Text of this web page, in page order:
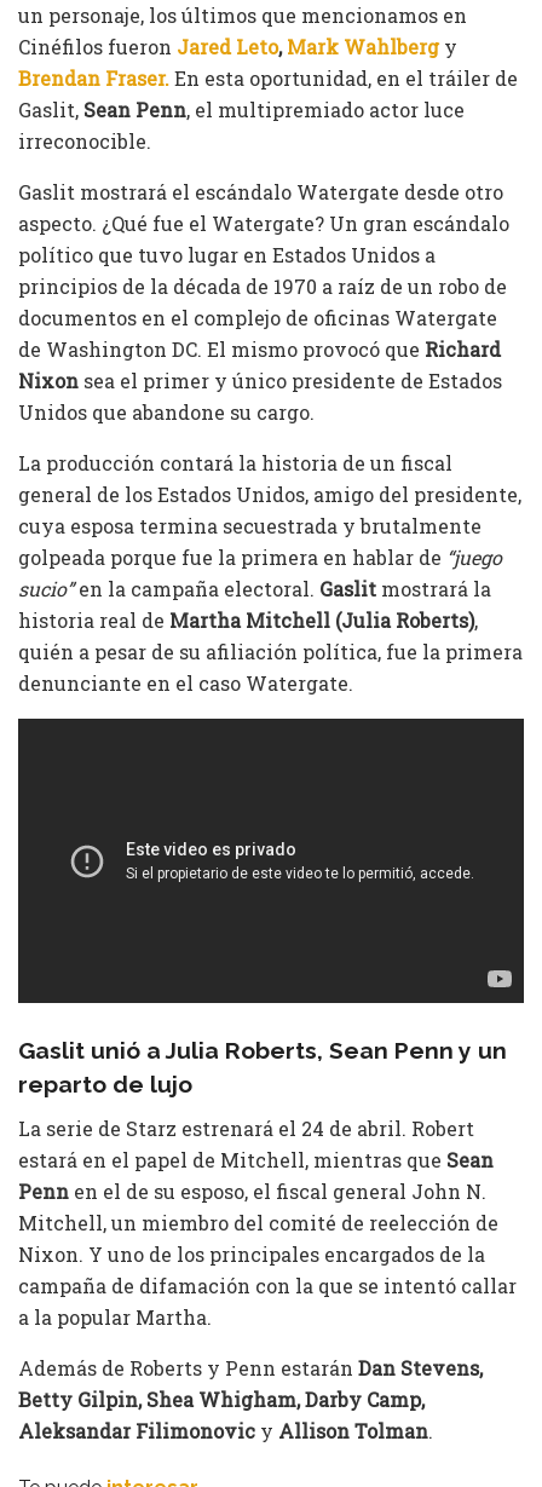
un personaje, los últimos que mencionamos en
Cinéfilos fueron Jared Leto,Mark Wahlberg y
Brendan Fraser.En esta oportunidad, en el tráiler de
Gaslit, Sean Penn, el multipremiado actor luce
irreconocible.
Gaslit mostrará el escándalo Watergate desde otro
aspecto. ¿Qué fue el Watergate? Un gran escándalo
político que tuvo lugar en Estados Unidos a
principios de la década de 1970 a raíz de un robo de
documentos en el complejo de oficinas Watergate
de Washington DC. El mismo provocó que Richard
Nixon sea el primer y único presidente de Estados
Unidos que abandone su cargo.
La producción contará la historia de un fiscal
general de los Estados Unidos, amigo del presidente,
cuya esposa termina secuestrada y brutalmente
golpeada porque fue la primera en hablar de “juego
sucio”en la campaña electoral. Gaslit mostrará la
historia real de Martha Mitchell (Julia Roberts),
quién a pesar de su afiliación política, fue la primera
denunciante en el caso Watergate.
Gaslit unió a Julia Roberts, Sean Penn y un
reparto de lujo
La serie de Starz estrenará el 24 de abril. Robert
estará en el papel de Mitchell, mientras que Sean
Penn en el de su esposo, el fiscal general John N.
Mitchell, un miembro del comité de reelección de
Nixon. Y uno de los principales encargados de la
campaña de difamación con la que se intentó callar
a la popular Martha.
Además de Roberts y Penn estarán Dan Stevens,
Betty Gilpin, Shea Whigham, Darby Camp,
Aleksandar Filimonovic y Allison Tolman.